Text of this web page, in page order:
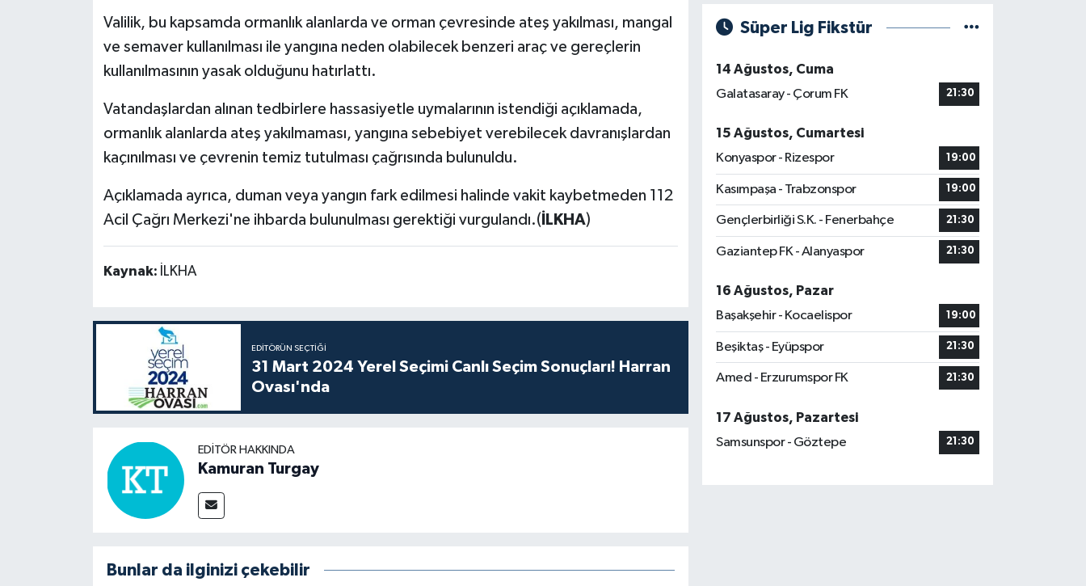
Valilik, bu kapsamda ormanlık alanlarda ve orman çevresinde ateş yakılması, mangal
ve semaver kullanılması ile yangına neden olabilecek benzeri araç ve gereçlerin
kullanılmasının yasak olduğunu hatırlattı.
Vatandaşlardan alınan tedbirlere hassasiyetle uymalarının istendiği açıklamada,
ormanlık alanlarda ateş yakılmaması, yangına sebebiyet verebilecek davranışlardan
kaçınılması ve çevrenin temiz tutulması çağrısında bulunuldu.
Açıklamada ayrıca, duman veya yangın fark edilmesi halinde vakit kaybetmeden 112
Acil Çağrı Merkezi'ne ihbarda bulunulması gerektiği vurgulandı.( İLKHA)
Kaynak: İLKHA
EDITÖRÜN SEÇTIĞI
31 Mart 2024 Yerel Seçimi Canlı Seçim Sonuçları! Harran
Ovası'nda
EDITÖR HAKKINDA
Kamuran Turgay
Bunlar da ilginizi çekebilir
Süper Lig Fikstür
14 Ağustos, Cuma
Galatasaray - Çorum FK
21:30
15 Ağustos, Cumartesi
Konyaspor - Rizespor
19:00
Kasımpaşa - Trabzonspor 19:00
Gençlerbirliği S.K. - Fenerbahçe 21:30
Gaziantep FK - Alanyaspor 21:30
16 Ağustos, Pazar
Başakşehir - Kocaelispor
19:00
Beşiktaş - Eyüpspor 21:30
Amed - Erzurumspor FK 21:30
17 Ağustos, Pazartesi
Samsunspor - Göztepe
21:30